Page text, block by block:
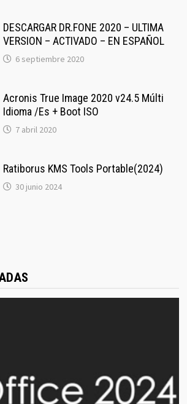
DESCARGAR DR.FONE 2020 – ULTIMA
VERSION – ACTIVADO – EN ESPAÑOL
6 septiembre 2020
Acronis True Image 2020 v24.5 Múlti
Idioma /Es + Boot ISO
7 abril 2020
Ratiborus KMS Tools Portable(2024)
30 junio 2024